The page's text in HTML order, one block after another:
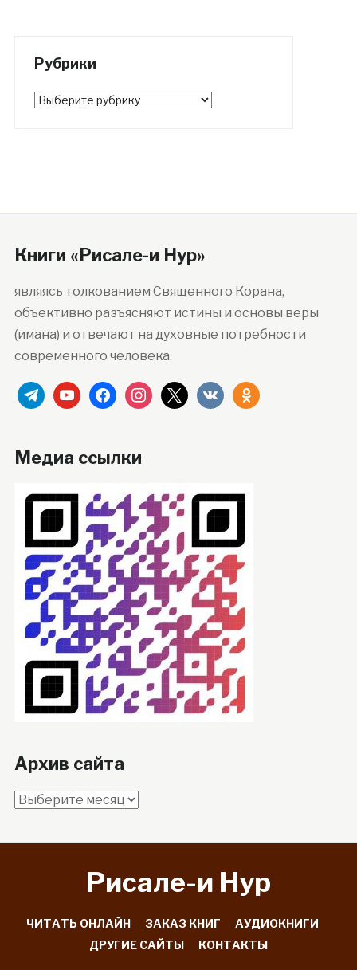
Рубрики
Рубрики
Книги «Рисале-и Нур»
являясь толкованием Священного Корана,
объективно разъясняют истины и основы веры
(имана) и отвечают на духовные потребности
современного человека.
telegramyoutubefacebookinstagram
x vkontakteodnoklassniki
Медиа ссылки
Архив сайта
Архив
Рисале-и Hyp
ЧИТАТЬ ОНЛАЙН ЗАКАЗ КНИГ
АУДИОКНИГИ
ДРУГИЕ САЙТЫ
КОНТАКТЫ